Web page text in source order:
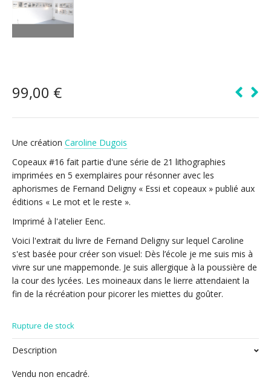
99,00 €
Une création Caroline Dugois
Copeaux #16 fait partie d'une série de 21 lithographies
imprimées en 5 exemplaires pour résonner avec les
aphorismes de Fernand Deligny « Essi et copeaux » publié aux
éditions « Le mot et le reste ».
Imprimé à l'atelier Eenc.
Voici l'extrait du livre de Fernand Deligny sur lequel Caroline
s'est basée pour créer son visuel: Dès l’école je me suis mis à
vivre sur une mappemonde. Je suis allergique à la poussière de
la cour des lycées. Les moineaux dans le lierre attendaient la
fin de la récréation pour picorer les miettes du goûter.
Rupture de stock
Description
Vendu non encadré.